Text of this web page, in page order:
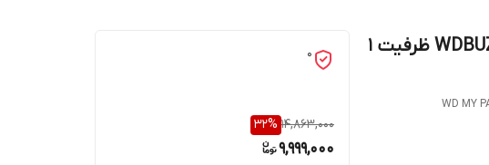
هارد اکسترنال مای پاسپورت مدل WDBUZG0010BBK ظرفیت 1
WD MY
0
14,863,000
32%
9,999,000